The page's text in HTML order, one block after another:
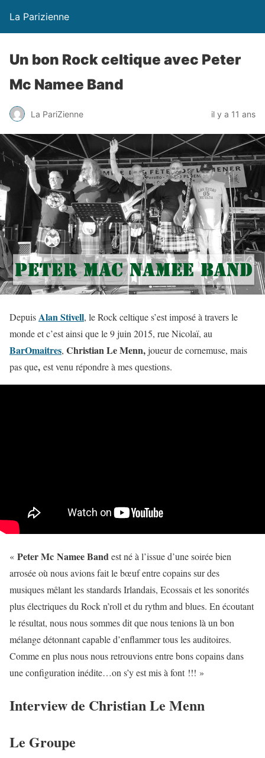
La Parizienne
Un bon Rock celtique avec Peter
Mc Namee Band
La PariZienne il y a 11 ans
DepuisAlan Stivell, le Rock celtique s’est imposé à travers le
monde et c’est ainsi que le 9 juin 2015, rue Nicolaï, au
BarOmaitres, Christian Le Menn,joueur de cornemuse, mais
pas que, est venu répondre à mes questions.
« Peter Mc Namee Bandest né à l’issue d’une soirée bien
arrosée où nous avions fait le bœuf entre copains sur des
musiques mêlant les standards Irlandais, Ecossais et les sonorités
plus électriques du Rock n’roll et du rythm and blues. En écoutant
le résultat, nous nous sommes dit que nous tenions là un bon
mélange détonnant capable d’enflammer tous les auditoires.
Comme en plus nous nous retrouvions entre bons copains dans
une configuration inédite…on s’y est mis à font !!! »
Interview de Christian Le Menn
Le Groupe